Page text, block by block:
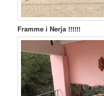
Framme i Nerja !!!!!!